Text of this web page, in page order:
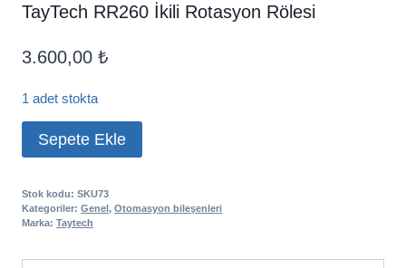
TayTech RR260 İkili Rotasyon Rölesi
3.600,00 ₺
1 adet stokta
TayTech
RR260
Rotasyon
Rölesi
Sepete Ekle
Stok kodu: SKU73
Kategoriler: Genel , Otomasyon bileşenleri
Marka: Taytech